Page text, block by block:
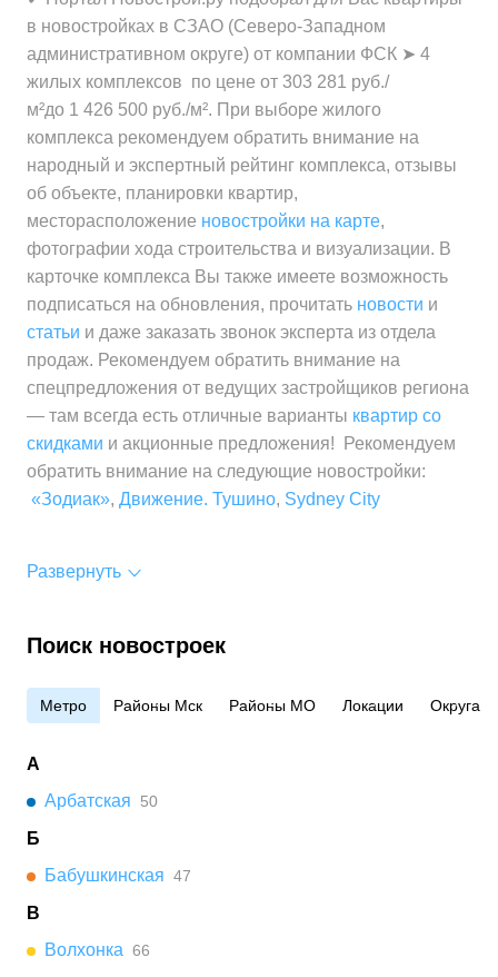
Средняя цена
за 1 м²
от 565 400 ₽
Минимальная цена
Средняя цена
за 1 м²
от 532 300 ₽
за квартиру
Минимальная цена
за 1 м²
от 419 200 ₽
Средняя цена
за 1 м²
от 501 300 ₽
Средняя цена
за квартиру
от 17 277 000 ₽
Минимальная цена
за 1 м²
от 534 400 ₽
Средняя цена
за 1 м²
от 569 300 ₽
в новостройках в СЗАО (Северо-Западном
административном округе) от компании ФСК ➤ 4
жилых комплексов по цене от 303 281 руб./
м²до 1 426 500 руб./м². При выборе жилого
комплекса рекомендуем обратить внимание на
народный и экспертный рейтинг комплекса, отзывы
об объекте, планировки квартир,
месторасположение новостройки на карте,
фотографии хода строительства и визуализации. В
карточке комплекса Вы также имеете возможность
подписаться на обновления, прочитать новости и
статьи и даже заказать звонок эксперта из отдела
продаж. Рекомендуем обратить внимание на
спецпредложения от ведущих застройщиков региона
— там всегда есть отличные варианты квартир со
скидками и акционные предложения! Рекомендуем
обратить внимание на следующие новостройки:
«Зодиак», Движение. Тушино, Sydney City
Развернуть
Поиск новостроек
Метро Районы Мск Районы МО Локации Округа
А
Арбатская
50
Б
Бабушкинская 47
В
Волхонка 66